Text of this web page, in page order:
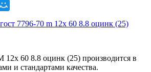
60 8.8 оцинк (25) производится в
и стандартами качества.